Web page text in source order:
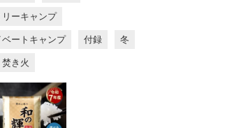
リーキャンプ
ベートキャンプ 付録 冬
焚き火